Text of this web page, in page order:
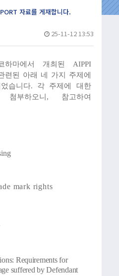
자료를 게재합니다.
25-11-12 13:53
마에서 개최된 AIPPI
련된 아래 네 가지 주제에
습니다. 각 주제에 대한
부하오니 , 참고하여
mark rights
Requirements for
suffered by Defendant